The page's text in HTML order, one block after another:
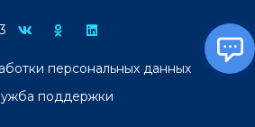
персональных данных
поддержки